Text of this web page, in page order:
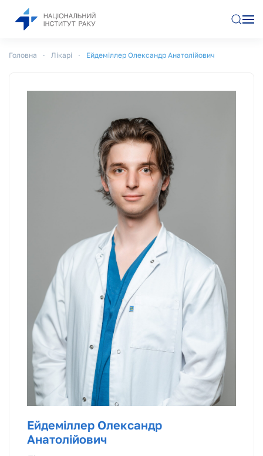
Головна Лікарі Ейдеміллер Олександр Анатолійович
Ейдеміллер Олександр
Анатолійович